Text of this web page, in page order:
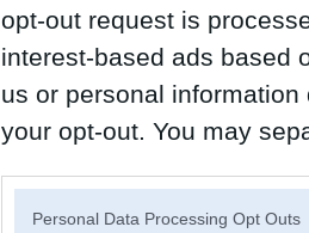
opt-out request is
interest-based ads based
us or personal
your opt-out. You may
Personal Data Processing Opt Outs